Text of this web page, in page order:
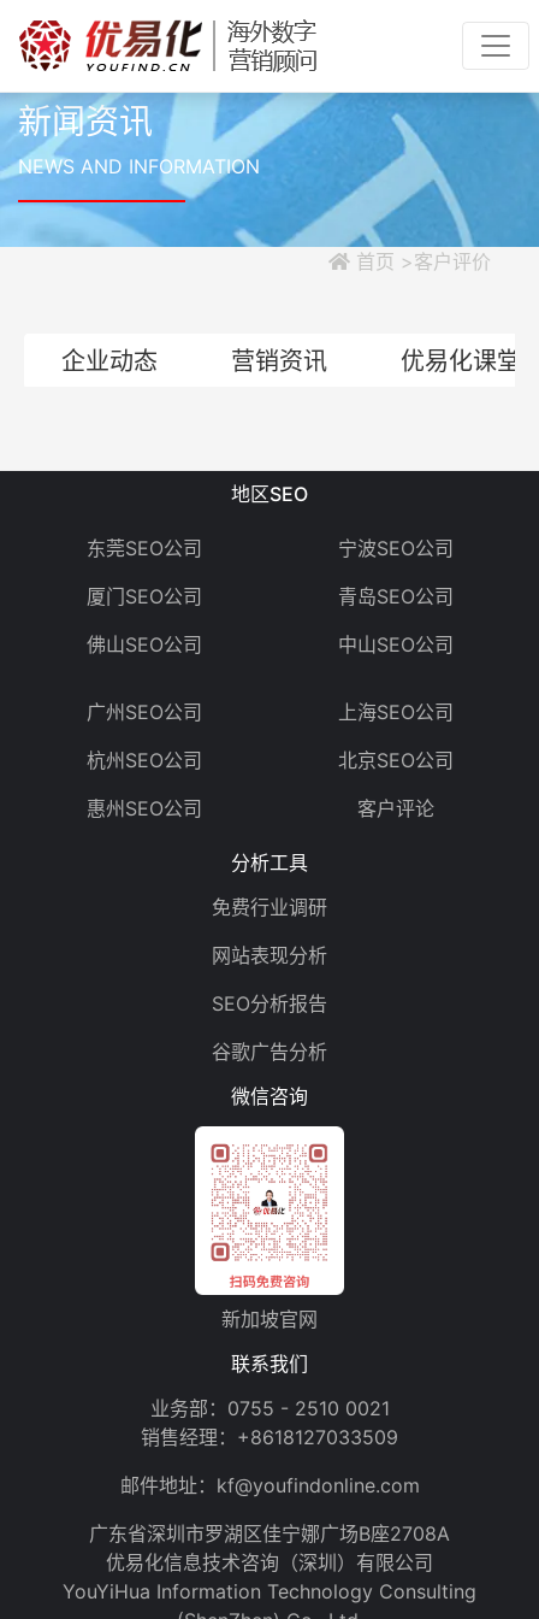
新闻资讯
NEWS AND INFORMATION
首页 >客户评价
企业动态 营销资讯 优易化课堂
地区SEO
东莞SEO公司
厦门SEO公司
佛山SEO公司
宁波SEO公司
青岛SEO公司
中山SEO公司
广州SEO公司
杭州SEO公司
惠州SEO公司
上海SEO公司
北京SEO公司
客户评论
分析工具
免费行业调研
网站表现分析
SEO分析报告
谷歌广告分析
微信咨询
新加坡官网
联系我们
业务部： 0755 - 2510 0021
销售经理： +8618127033509
邮件地址： kf@youfindonline.com
广东省深圳市罗湖区佳宁娜广场B座2708A
优易化信息技术咨询（深圳）有限公司
YouYiHua Information Technology Consulting